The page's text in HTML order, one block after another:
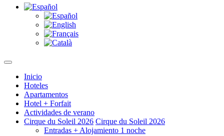
Inicio
Hoteles
Apartamentos
Hotel + Forfait
Actividades de verano
Cirque du Soleil 2026 Cirque du Soleil 2026
Entradas + Alojamiento 1 noche